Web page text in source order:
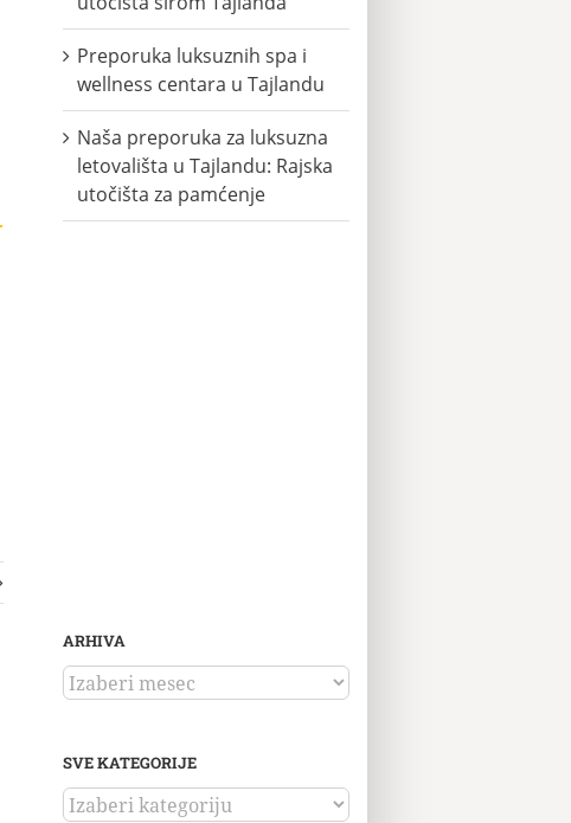
Preporuka luksuznih spa i
wellness centara u Tajlandu
Naša preporuka za luksuzna
letovališta u Tajlandu: Rajska
utočišta za pamćenje
ARHIVA
ARHIVA
SVE KATEGORIJE
SVE